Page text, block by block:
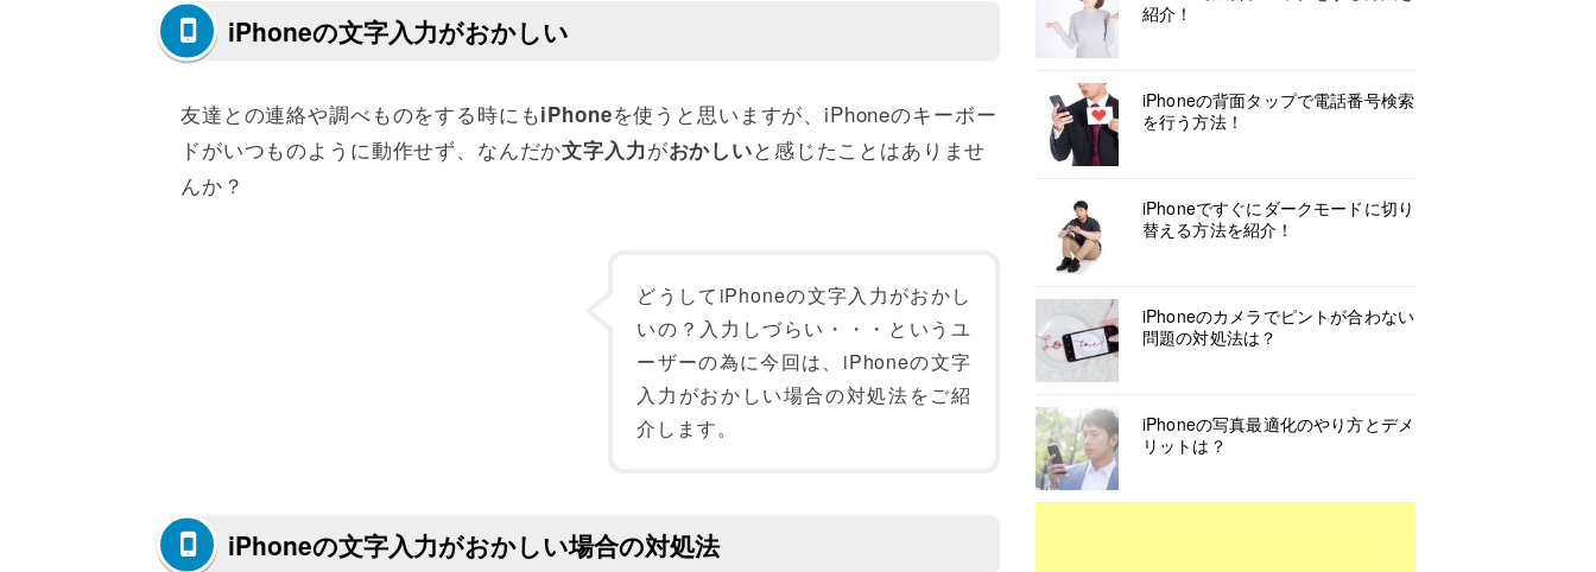
iPhoneの文字入力がおかしい
友達との連絡や調べものをする時にもiPhoneを使うと思いますが、iPhoneのキーボー
ドがいつものように動作せず、なんだか文字入力がおかしいと感じたことはありませ
んか？
どうしてiPhoneの文字入力がおかし
いの？入力しづらい・・・というユ
ーザーの為に今回は、iPhoneの文字
入力がおかしい場合の対処法をご紹
介します。
iPhoneの文字入力がおかしい場合の対処法
紹介！
iPhoneの背面タップで電話番号検索
を行う方法！
iPhoneですぐにダークモードに切り
替える方法を紹介！
iPhoneのカメラでピントが合わない
問題の対処法は？
iPhoneの写真最適化のやり方とデメ
リットは？